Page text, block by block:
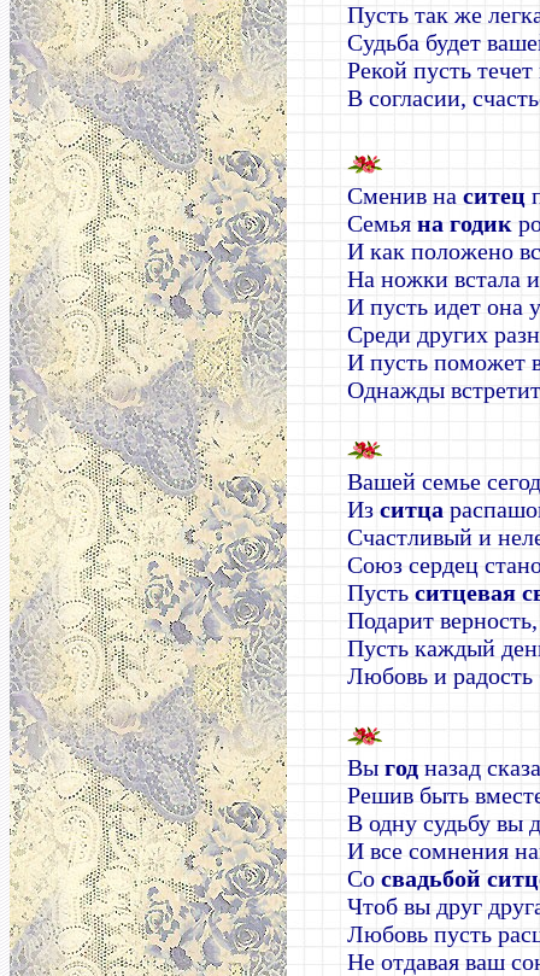
Пусть так же
Судьба будет
Рекой пусть
В согласии,
Сменив на ситец
Семья на годик
И как положено
На ножки встала
И пусть идет она
Среди других
И пусть поможет
Однажды
Вашей семье
Из ситца
Счастливый и
Союз сердец
Пусть ситцевая
Подарит
Пусть каждый
Любовь и радость
Вы год назад
Решив быть
В одну судьбу вы
И все сомнения
Со свадьбой
Чтоб вы друг
Любовь пусть
Не отдавая ваш